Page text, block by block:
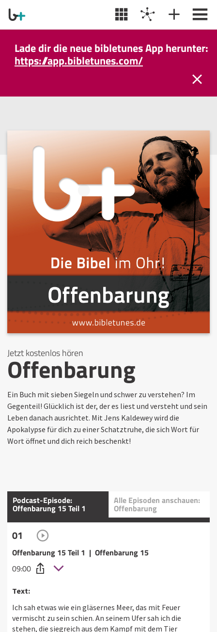
Lade dir die neue bibletunes App herunter:
https://app.bibletunes.com/
Jetzt kostenlos hören
Offenbarung
Ein Buch mit sieben Siegeln und schwer zu verstehen? Im
Gegenteil! Glücklich ist der, der es liest und versteht und sein
Leben danach ausrichtet. Mit Jens Kaldewey wird die
Apokalypse für dich zu einer Schatztruhe, die sich Wort für
Wort öffnet und dich reich beschenkt!
Podcast-Episode:
Offenbarung 15 Teil 1
Alle Episoden anschauen:
Offenbarung
01
Offenbarung 15 Teil 1 | Offenbarung 15
09:00
Text:
Ich sah etwas wie ein gläsernes Meer, das mit Feuer
vermischt zu sein schien. An seinem Ufer sah ich die
stehen, die siegreich aus dem Kampf mit dem Tier